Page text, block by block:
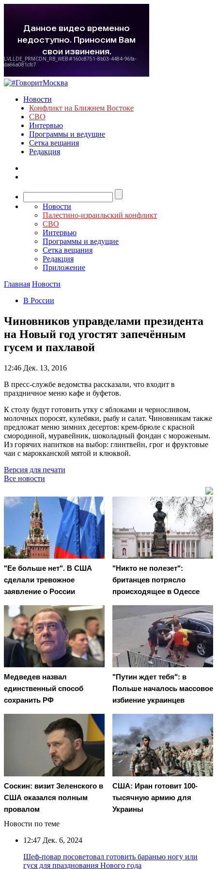
Новости
Конфликт на Ближнем Востоке
СВО
Интервью
Программы и ведущие
Сетка вещания
Редакция
Новости
Палестино-израильский конфликт
СВО
Интервью
Программы и ведущие
Сетка вещания
Редакция
Приложение
Главная Новости
В России
Чиновников управделами президента
на Новый год угостят запечённым
гусем и пахлавой
12:46 Дек. 13, 2016
В пресс-службе ведомства рассказали, что входит в
праздничное меню кафе и буфетов.
К столу будут готовить утку с яблоками и черносливом,
молочных поросят, кулебяки, рыбу и салат. Чиновникам также
предложат меню зимних десертов: крем-брюле с красной
смородиной, муравейник, шоколадный фондан с мороженым.
Из горячих напитков на выбор: глинтвейн, грог и фруктовые
чаи с марокканской мятой и клюквой.
Версия для печати
Все новости
"Ее больше нет". В США
сделали тревожное
заявление о России
"Никто не полезет":
британцев потрясло
происходящее в Одессе
Медведев назвал
единственный способ
сохранить РФ
"Путин ждет тебя": в
Польше началось массовое
избиение украинцев
Соскин: визит Зеленского в
США оказался полным
провалом
США: Иран готовит 100-
тысячную армию для
Украины
Новости по теме
12:47 Дек. 6, 2024
Шеф-повар посоветовал готовить баранью ногу или
гуся для празднования Нового года